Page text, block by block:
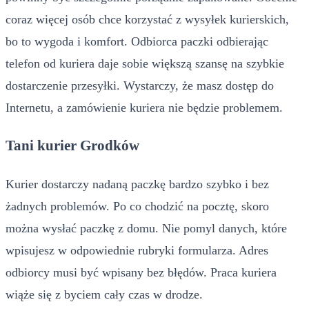
coraz więcej osób chce korzystać z wysyłek kurierskich,
bo to wygoda i komfort. Odbiorca paczki odbierając
telefon od kuriera daje sobie większą szansę na szybkie
dostarczenie przesyłki. Wystarczy, że masz dostęp do
Internetu, a zamówienie kuriera nie będzie problemem.
Tani kurier Grodków
Kurier dostarczy nadaną paczkę bardzo szybko i bez
żadnych problemów. Po co chodzić na pocztę, skoro
można wysłać paczkę z domu. Nie pomyl danych, które
wpisujesz w odpowiednie rubryki formularza. Adres
odbiorcy musi być wpisany bez błędów. Praca kuriera
wiąże się z byciem cały czas w drodze.